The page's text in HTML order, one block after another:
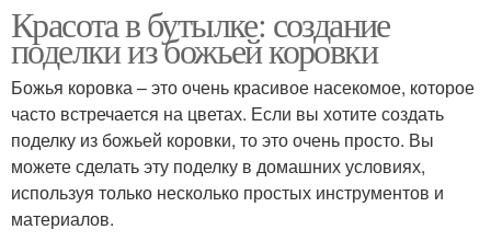
Красота в бутылке: создание
поделки из божьей коровки
Божья коровка – это очень красивое насекомое, которое
часто встречается на цветах. Если вы хотите создать
поделку из божьей коровки, то это очень просто. Вы
можете сделать эту поделку в домашних условиях,
используя только несколько простых инструментов и
материалов.